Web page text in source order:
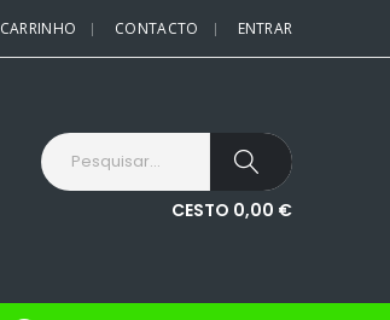
CARRINHO CONTACTO ENTRAR
CESTO 0,00 €